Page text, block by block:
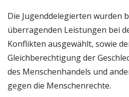
Die Jugenddelegierten wurden
überragenden Leistungen bei
Konflikten ausgewählt, sowie
Gleichberechtigung der
des Menschenhandels und
gegen die Menschenrechte.